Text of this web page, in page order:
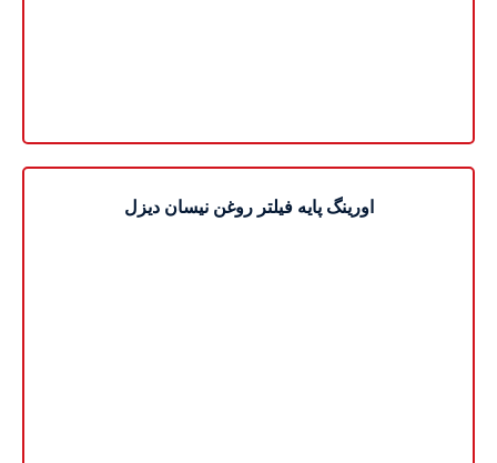
اورینگ پایه فیلتر روغن نیسان دیزل